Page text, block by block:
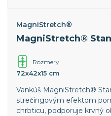
MagniStretch®
MagniStretch®
Rozmery
72x42x15 cm
Vankúš MagniStretch®
strečingovým efektom
chrbticu, podporuje krvný